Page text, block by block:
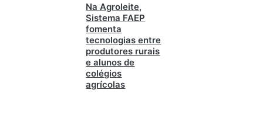
Na Agroleite,
Sistema FAEP
fomenta
tecnologias entre
produtores rurais
e alunos de
colégios
agrícolas